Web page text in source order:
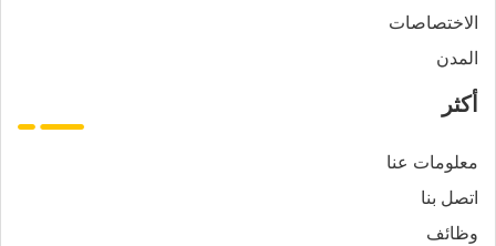
الاختصاصات
المدن
أكثر
معلومات عنا
اتصل بنا
وظائف